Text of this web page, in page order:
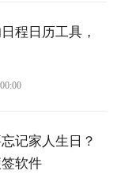
程日历工具，
记家人生日？
软件